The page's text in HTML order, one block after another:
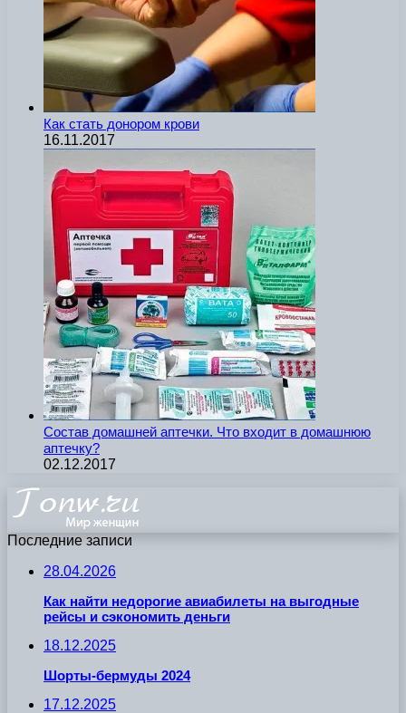
Как стать донором крови
16.11.2017
Состав домашней аптечки. Что входит в домашнюю
аптечку?
02.12.2017
Последние записи
28.04.2026
Как найти недорогие авиабилеты на выгодные
рейсы и сэкономить деньги
18.12.2025
Шорты-бермуды 2024
17.12.2025